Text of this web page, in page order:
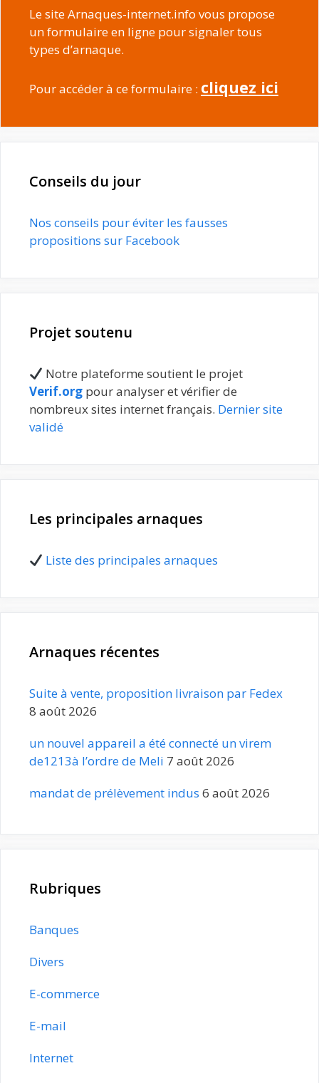
Le site Arnaques-internet.info vous propose
un formulaire en ligne pour signaler tous
types d’arnaque.
Pour accéder à ce formulaire : cliquez ici
Conseils du jour
Nos conseils pour éviter les fausses
propositions sur Facebook
Projet soutenu
Notre plateforme soutient le projet
Verif.org pour analyser et vérifier de
nombreux sites internet français. Dernier site
validé
Les principales arnaques
Liste des principales arnaques
Arnaques récentes
Suite à vente, proposition livraison par Fedex
8 août 2026
un nouvel appareil a été connecté un virem
de1213à l’ordre de Meli 7 août 2026
mandat de prélèvement indus 6 août 2026
Rubriques
Banques
Divers
E-commerce
E-mail
Internet